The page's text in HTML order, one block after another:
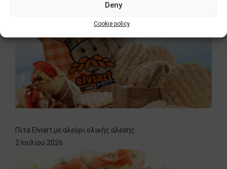
Deny
Cookie policy
Πίτα Elviart με αλεύρι ολικής άλεσης
2 Ιουλίου 2026